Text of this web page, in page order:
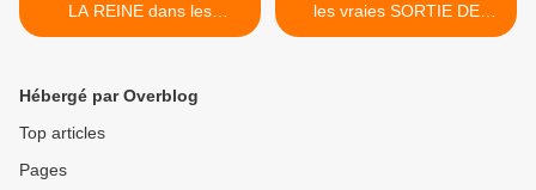
LA REINE dans les
calanques de Marseille
les vraies SORTIE DE
GRANGE, ça existe
Hébergé par Overblog
Top articles
Pages